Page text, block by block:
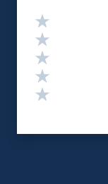
Valutazione